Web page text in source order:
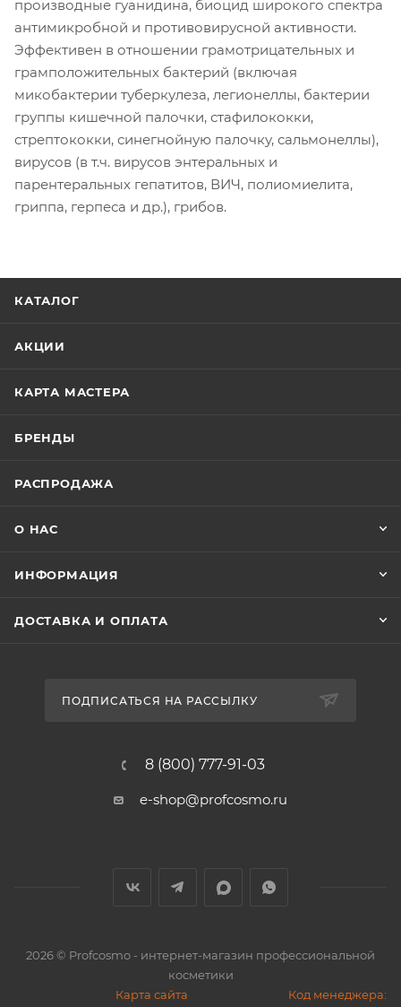
производные гуанидина, биоцид широкого спектра
антимикробной и противовирусной активности.
Эффективен в отношении грамотрицательных и
грамположительных бактерий (включая
микобактерии туберкулеза, легионеллы, бактерии
группы кишечной палочки, стафилококки,
стрептококки, синегнойную палочку, сальмонеллы),
вирусов (в т.ч. вирусов энтеральных и
парентеральных гепатитов, ВИЧ, полиомиелита,
гриппа, герпеса и др.), грибов.
КАТАЛОГ
АКЦИИ
КАРТА МАСТЕРА
БРЕНДЫ
РАСПРОДАЖА
О НАС
ИНФОРМАЦИЯ
ДОСТАВКА И ОПЛАТА
ПОДПИСАТЬСЯ НА РАССЫЛКУ
8 (800) 777-91-03
e-shop@profcosmo.ru
2026© Profcosmo - интернет-магазин профессиональной
косметики
Карта сайта
Код менеджера: